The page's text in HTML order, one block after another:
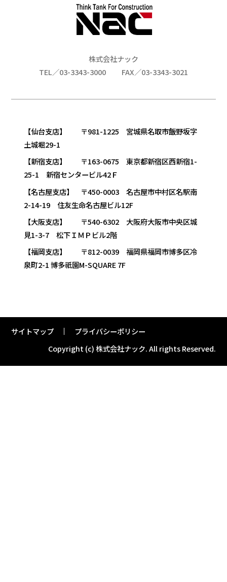
株式会社ナック
TEL／03-3343-3000
FAX／03-3343-3021
【仙台支店】 〒981-1225 宮城県名取市飯野坂字
土城堀29-1
【新宿支店】 〒163-0675 東京都新宿区西新宿1-
25-1 新宿センタービル42Ｆ
【名古屋支店】 〒450-0003 名古屋市中村区名駅南
2-14-19 住友生命名古屋ビル12F
【大阪支店】 〒540-6302 大阪府大阪市中央区城
見1-3-7 松下ＩＭＰビル2階
【福岡支店】 〒812-0039 福岡県福岡市博多区冷
泉町2-1 博多祇園M-SQUARE 7F
サイトマップ
プライバシーポリシー
Copyright (c) 株式会社ナック.All rights Reserved.